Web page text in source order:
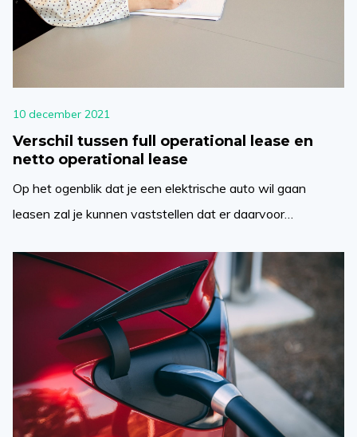
10 december 2021
Verschil tussen full operational lease en
netto operational lease
Op het ogenblik dat je een elektrische auto wil gaan
leasen zal je kunnen vaststellen dat er daarvoor
wordt voor nieuwe auto’s wat dit betreft een onderscheid
gemaakt tussen enerzijds een full operational lease en
anderzijds een netto operational lease. Voor beide
leasevormen geldt dat ze over bepaalde voor- en […]